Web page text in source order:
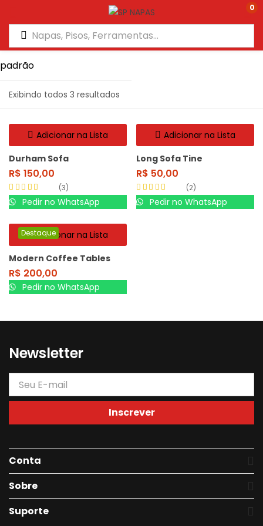
0
Exibindo todos 3 resultados
Adicionar na Lista
Durham Sofa
R$ 150,00
Avaliação4.67
de 5
3
Pedir no WhatsApp
Adicionar na Lista
Long Sofa Tine
R$ 50,00
Avaliação4.50
de 5
2
Pedir no WhatsApp
Adicionar na Lista
Destaque
Modern Coffee Tables
R$ 200,00
Pedir no WhatsApp
Newsletter
Inscrever
Conta
Sobre
Suporte